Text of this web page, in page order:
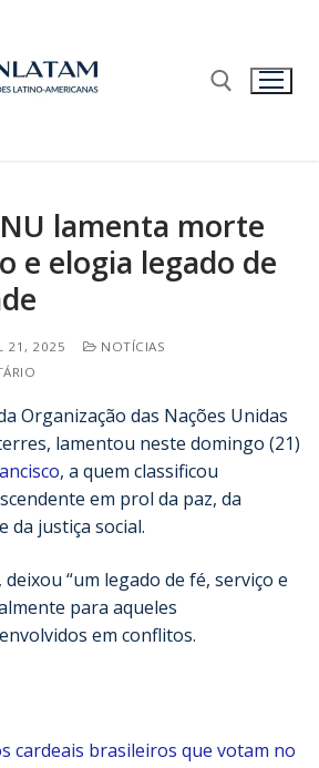
lamenta morte
e elogia legado de
21, 2025
NOTÍCIAS
Organização das Nações Unidas
lamentou neste domingo (21)
, a quem classificou
em prol da paz, da
da justiça social.
deixou “um legado de fé, serviço e
para aqueles
em conflitos.